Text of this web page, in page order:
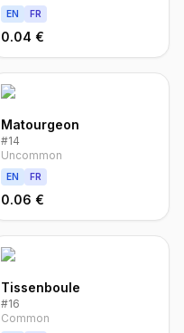
EN FR
0.04 €
Matourgeon
#14
Uncommon
EN FR
0.06 €
Tissenboule
#16
Common